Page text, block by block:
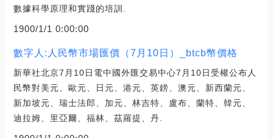
數據科學原理和實踐的培訓.
1900/1/1 0:00:00
數字人:人民幣市場匯價（7月10日）_btcb幣價格
新華社北京7月10日電中國外匯交易中心7月10日受權公布人
民幣對美元、歐元、日元、港元、英鎊、澳元、新西蘭元、
新加坡元、瑞士法郎、加元、林吉特、盧布、蘭特、韓元、
迪拉姆、里亞爾、福林、茲羅提、丹.